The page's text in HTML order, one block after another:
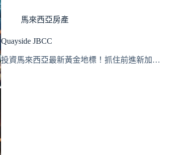
馬來西亞房產
Quayside JBCC
投資馬來西亞最新黃金地標！抓住前進新加…